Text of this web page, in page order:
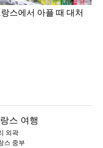
프랑스 여행
외곽
스 중부